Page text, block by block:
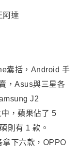
囊括，Android 手
，Asus與三星各
J2
，蘋果佔了 5
則有 1 款。
下六款，OPPO